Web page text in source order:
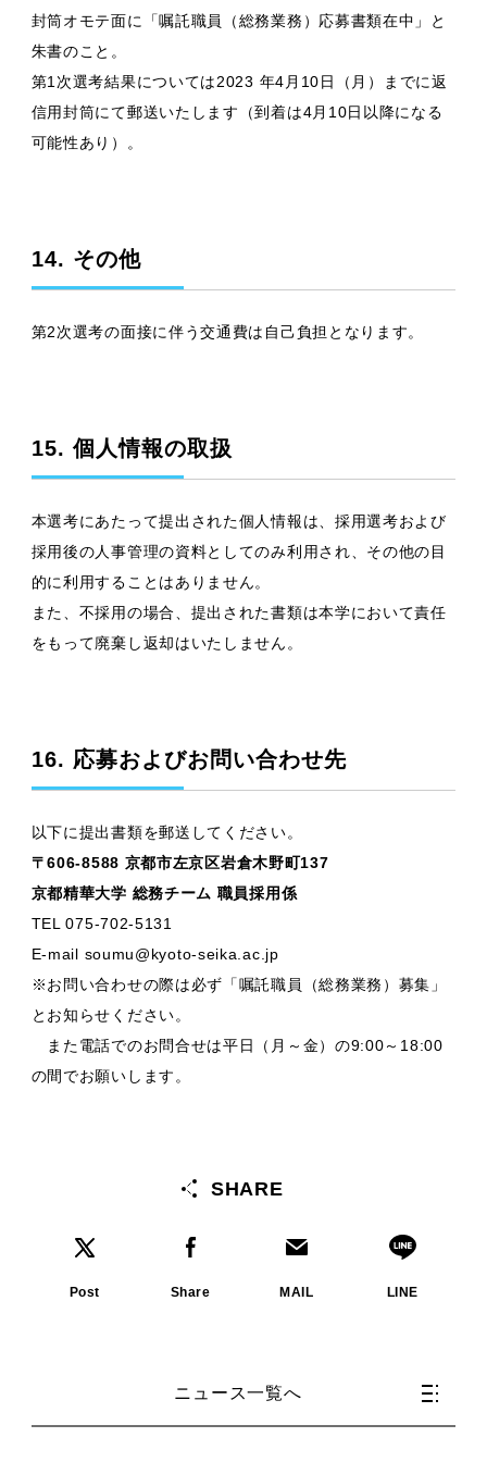
封筒オモテ面に「嘱託職員（総務業務）応募書類在中」と
朱書のこと。
第1次選考結果については2023 年4月10日（月）までに返
信用封筒にて郵送いたします（到着は4月10日以降になる
可能性あり）。
14. その他
第2次選考の面接に伴う交通費は自己負担となります。
15. 個人情報の取扱
本選考にあたって提出された個人情報は、採用選考および
採用後の人事管理の資料としてのみ利用され、その他の目
的に利用することはありません。
また、不採用の場合、提出された書類は本学において責任
をもって廃棄し返却はいたしません。
16. 応募およびお問い合わせ先
以下に提出書類を郵送してください。
〒606-8588 京都市左京区岩倉木野町137
京都精華大学 総務チーム 職員採用係
TEL 075-702-5131
E-mail soumu@kyoto-seika.ac.jp
※お問い合わせの際は必ず「嘱託職員（総務業務）募集」
とお知らせください。
また電話でのお問合せは平日（月～金）の9:00～18:00
の間でお願いします。
SHARE
Post Share MAIL LINE
ニュース一覧へ